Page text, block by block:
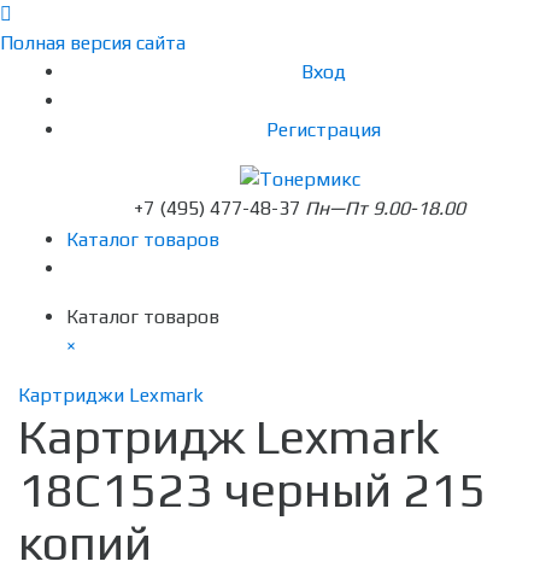
Полная версия сайта
Вход
Регистрация
+7 (495) 477-48-37 Пн—Пт 9.00-18.00
Каталог товаров
Каталог товаров
×
Картриджи Lexmark
Картридж Lexmark
18C1523 черный 215
копий